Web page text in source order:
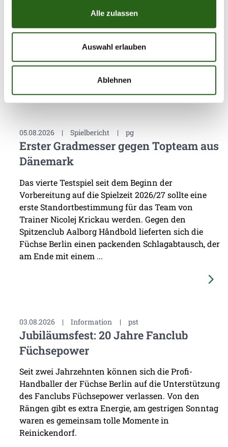
Alle zulassen
Auswahl erlauben
Ablehnen
05.08.2026 | Spielbericht | pg
Erster Gradmesser gegen Topteam aus
Dänemark
Das vierte Testspiel seit dem Beginn der
Vorbereitung auf die Spielzeit 2026/27 sollte eine
erste Standortbestimmung für das Team von
Trainer Nicolej Krickau werden. Gegen den
Spitzenclub Aalborg Håndbold lieferten sich die
Füchse Berlin einen packenden Schlagabtausch, der
am Ende mit einem ...
03.08.2026 | Information | pst
Jubiläumsfest: 20 Jahre Fanclub
Füchsepower
Seit zwei Jahrzehnten können sich die Profi-
Handballer der Füchse Berlin auf die Unterstützung
des Fanclubs Füchsepower verlassen. Von den
Rängen gibt es extra Energie, am gestrigen Sonntag
waren es gemeinsam tolle Momente in
Reinickendorf.